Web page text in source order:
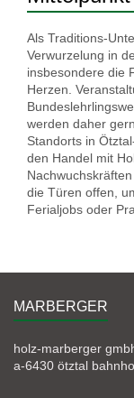
Als Traditions-
Verwurzelung in
insbesondere die
Herzen.
werden daher
Standorts in
den Handel mit
die Türen offen,
Ferialjobs oder
MARBERGER
holz-marberger
a-6430 ötztal